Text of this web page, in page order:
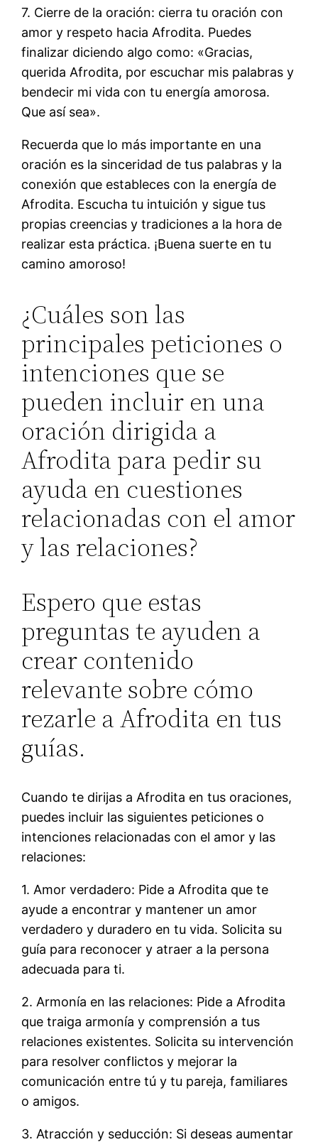
7. Cierre de la oración: cierra tu oración con
amor y respeto hacia Afrodita. Puedes
finalizar diciendo algo como: «Gracias,
querida Afrodita, por escuchar mis palabras y
bendecir mi vida con tu energía amorosa.
Que así sea».
Recuerda que lo más importante en una
oración es la sinceridad de tus palabras y la
conexión que estableces con la energía de
Afrodita. Escucha tu intuición y sigue tus
propias creencias y tradiciones a la hora de
realizar esta práctica. ¡Buena suerte en tu
camino amoroso!
¿Cuáles son las
principales peticiones o
intenciones que se
pueden incluir en una
oración dirigida a
Afrodita para pedir su
ayuda en cuestiones
relacionadas con el amor
y las relaciones?
Espero que estas
preguntas te ayuden a
crear contenido
relevante sobre cómo
rezarle a Afrodita en tus
guías.
Cuando te dirijas a Afrodita en tus oraciones,
puedes incluir las siguientes peticiones o
intenciones relacionadas con el amor y las
relaciones:
1. Amor verdadero: Pide a Afrodita que te
ayude a encontrar y mantener un amor
verdadero y duradero en tu vida. Solicita su
guía para reconocer y atraer a la persona
adecuada para ti.
2. Armonía en las relaciones: Pide a Afrodita
que traiga armonía y comprensión a tus
relaciones existentes. Solicita su intervención
para resolver conflictos y mejorar la
comunicación entre tú y tu pareja, familiares
o amigos.
3. Atracción y seducción: Si deseas aumentar